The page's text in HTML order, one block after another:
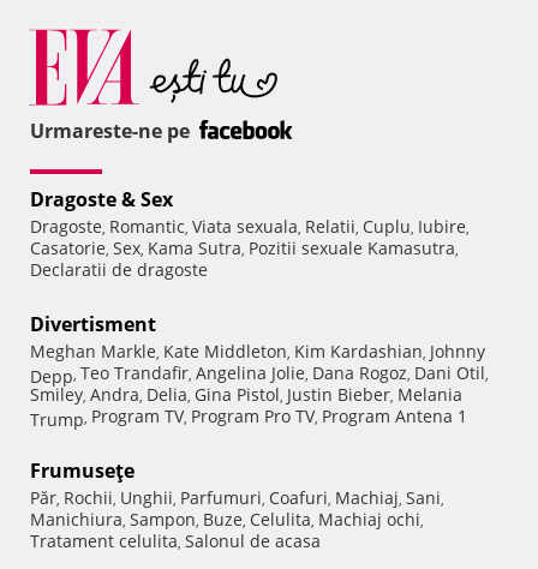
Urmareste-ne pe
Dragoste & Sex
Dragoste, Romantic, Viata sexuala, Relatii, Cuplu, Iubire,
Casatorie, Sex, Kama Sutra, Pozitii sexuale Kamasutra,
Declaratii de dragoste
Divertisment
Meghan Markle, Kate Middleton, Kim Kardashian, Johnny
Depp, Teo Trandafir, Angelina Jolie, Dana Rogoz, Dani Otil,
Smiley, Andra, Delia, Gina Pistol, Justin Bieber, Melania
Trump, Program TV, Program Pro TV, Program Antena 1
Frumuseţe
Păr, Rochii, Unghii, Parfumuri, Coafuri, Machiaj, Sani,
Manichiura, Sampon, Buze, Celulita, Machiaj ochi,
Tratament celulita, Salonul de acasa